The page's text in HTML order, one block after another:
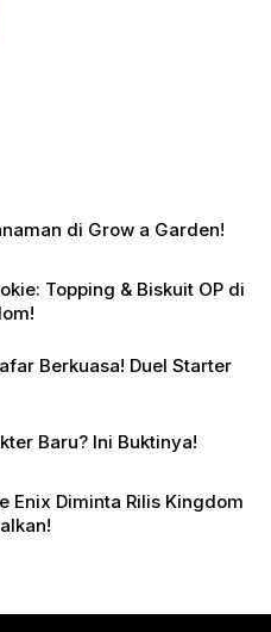
di Grow a Garden!
OP di
Berkuasa! Duel Starter
Baru? Ini Buktinya!
Enix Diminta Rilis Kingdom